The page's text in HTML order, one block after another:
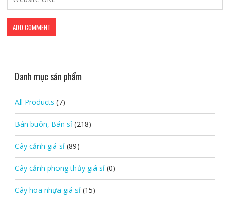
Danh mục sản phẩm
All Products (7)
Bán buôn, Bán sỉ (218)
Cây cảnh giá sỉ (89)
Cây cảnh phong thủy giá sỉ (0)
Cây hoa nhựa giá sỉ (15)